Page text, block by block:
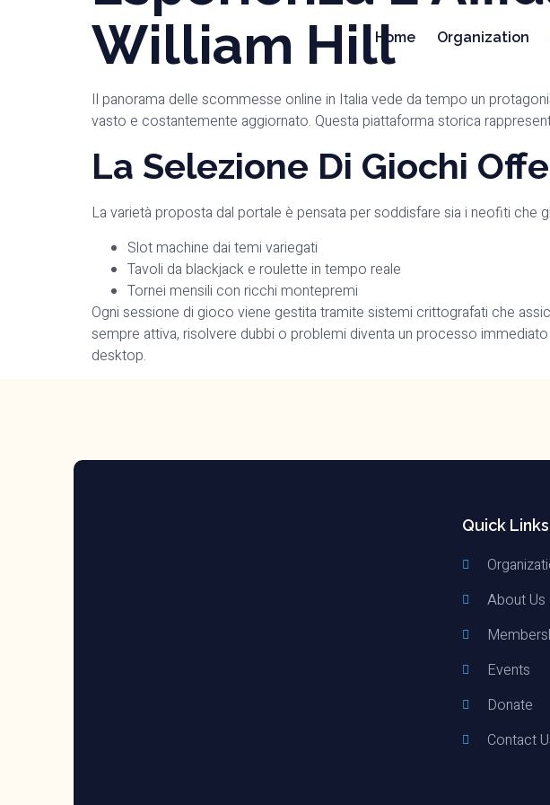
Home Organization
William Hill
Il panorama delle scommesse online in Italia vede da tempo un
vasto e costantemente aggiornato. Questa piattaforma storica
La Selezione Di Giochi
La varietà proposta dal portale è pensata per soddisfare sia i neofiti che
Slot machine dai temi variegati
Tavoli da blackjack e roulette in tempo reale
Tornei mensili con ricchi montepremi
Ogni sessione di gioco viene gestita tramite sistemi crittografati che
sempre attiva, risolvere dubbi o problemi diventa un processo
desktop.
Quick Links
About Us
Events
Donate
Contact